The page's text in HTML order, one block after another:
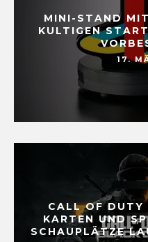
MINI-STAND
KULTIGEN
17.
CALL OF
KARTEN UND
SCHAUPLÄTZE